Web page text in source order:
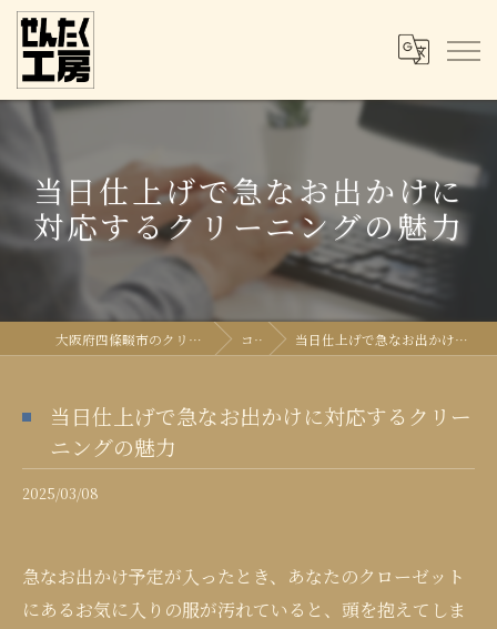
当日仕上げで急なお出かけに
対応するクリーニングの魅力
大阪府四條畷市のクリーニングならせんたく工房 コラム 当日仕上げで急なお出かけに対応するクリーニングの魅力
当日仕上げで急なお出かけに対応するクリー
ニングの魅力
2025/03/08
急なお出かけ予定が入ったとき、あなたのクローゼット
にあるお気に入りの服が汚れていると、頭を抱えてしま